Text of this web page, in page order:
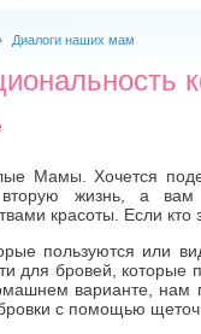
Диалоги наших мам
Мамы. Хочется
вторую жизнь, а
красоты. Если
пользуются или
для бровей,
варианте, нам
с помощью